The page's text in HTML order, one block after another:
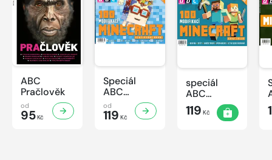
ABC
Pračlověk
od
95Kč
Speciál
ABC
Minecraft 3
od
119 Kč
speciál
ABC
Minecraft 2
119 Kč